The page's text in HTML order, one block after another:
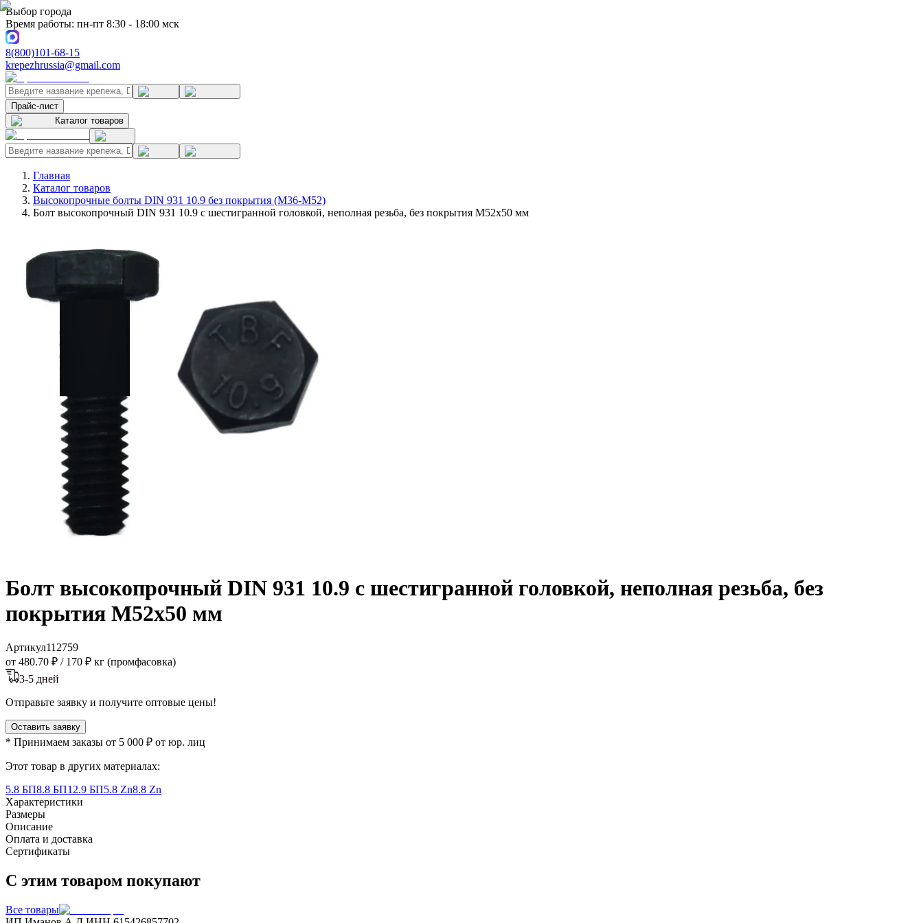
Выбор города
Время работы: пн-пт 8:30 - 18:00 мск
8(800)101-68-15
krepezhrussia@gmail.com
Прайс-лист
Каталог товаров
Главная
Каталог товаров
Высокопрочные болты DIN 931 10.9 без покрытия (M36-M52)
Болт высокопрочный DIN 931 10.9 с шестигранной головкой, неполная резьба, без покрытия M52x50 мм
Болт высокопрочный DIN 931 10.9 с шестигранной головкой, неполная резьба, без
покрытия M52x50 мм
Артикул112759
от 480.70 ₽ / 170 ₽ кг (промфасовка)
3-5 дней
Отправьте заявку и получите оптовые цены!
Оставить заявку
* Принимаем заказы от 5 000 ₽ от юр. лиц
Этот товар в других материалах:
5.8 БП8.8 БП12.9 БП5.8 Zn8.8 Zn
Характеристики
Размеры
Описание
Оплата и доставка
Сертификаты
С этим товаром покупают
Все товары